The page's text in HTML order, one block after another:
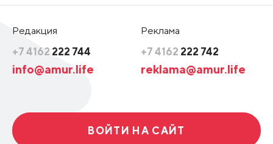
Редакция
+7 4162 222 744
info@amur.life
Реклама
+7 4162 222 742
reklama@amur.life
ВОЙТИ НА САЙТ